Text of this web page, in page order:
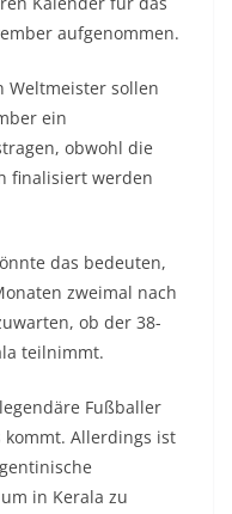
aufgenommen.
Weltmeister sollen
ein
obwohl die
finalisiert werden
das bedeuten,
zweimal nach
ob der 38-
teilnimmt.
Fußballer
Allerdings ist
in Kerala zu